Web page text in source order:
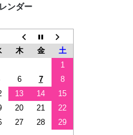
ンダー
木 金
土
1
6 7
8
13 14
15
20 21
22
27 28
29